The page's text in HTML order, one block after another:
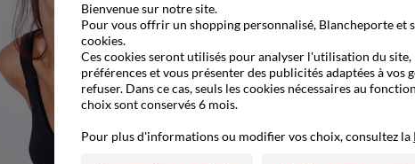
Bienvenue sur notre site.
Pour vous offrir un shopping personnalisé, Blancheporte et
cookies.
Ces cookies seront utilisés pour analyser l'utilisation du
préférences et vous présenter des publicités adaptées à vos
refuser. Dans ce cas, seuls les cookies nécessaires au
choix sont conservés 6 mois.
Pour plus d'informations ou modifier vos choix, consultez la